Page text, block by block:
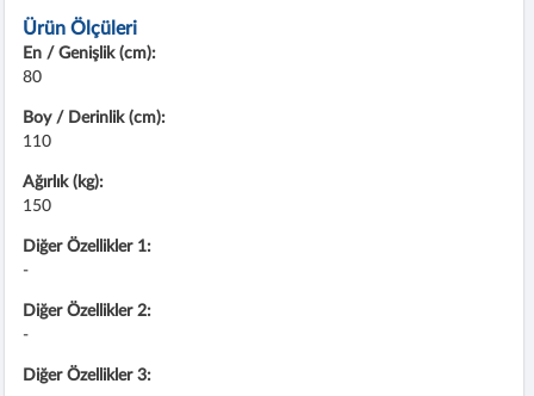
Ürün Ölçüleri
En / Genişlik (cm):
80
Boy / Derinlik (cm):
110
Ağırlık (kg):
150
Diğer Özellikler 1:
-
Diğer Özellikler 2:
-
Diğer Özellikler 3: